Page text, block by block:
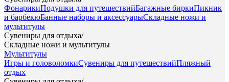
ФонарикиПодушки для путешествийБагажные биркиПикник
и барбекюБанные наборы и аксессуарыСкладные ножи и
мультитулы
Сувениры для отдыха/
Складные ножи и мультитулы
Мультитулы
Игры и головоломкиСувениры для путешествийПляжный
отдых